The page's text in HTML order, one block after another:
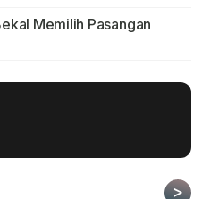
Memilih Pasangan
>